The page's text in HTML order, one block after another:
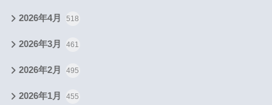
2026年4月 518
2026年3月 461
2026年2月 495
2026年1月 455